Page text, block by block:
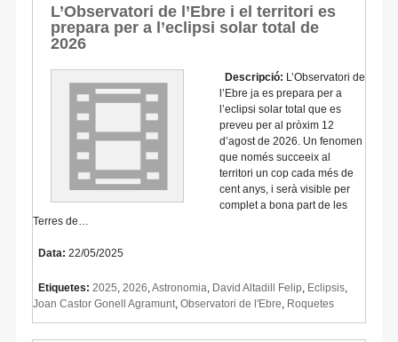
L’Observatori de l’Ebre i el territori es
prepara per a l’eclipsi solar total de
2026
Descripció: L’Observatori de
l’Ebre ja es prepara per a
l’eclipsi solar total que es
preveu per al pròxim 12
d’agost de 2026. Un fenomen
que només succeeix al
territori un cop cada més de
cent anys, i serà visible per
complet a bona part de les
Terres de…
Data: 22/05/2025
Etiquetes: 2025 2026 Astronomia David Altadill Felip Eclipsis
Joan Castor Gonell Agramunt Observatori de l'Ebre Roquetes